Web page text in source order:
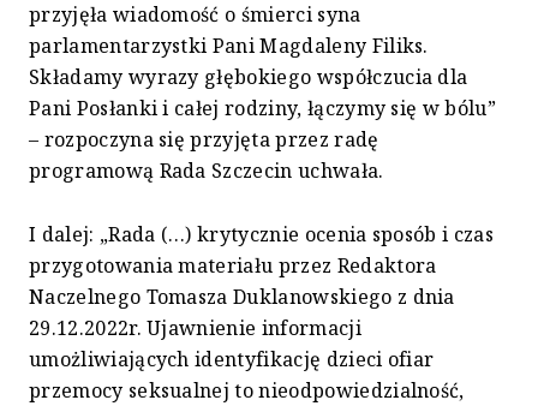
przyjęła wiadomość o śmierci syna
parlamentarzystki Pani Magdaleny Filiks.
Składamy wyrazy głębokiego współczucia dla
Pani Posłanki i całej rodziny, łączymy się w bólu”
– rozpoczyna się przyjęta przez radę
programową Rada Szczecin uchwała.
I dalej: „Rada (…) krytycznie ocenia sposób i czas
przygotowania materiału przez Redaktora
Naczelnego Tomasza Duklanowskiego z dnia
29.12.2022r. Ujawnienie informacji
umożliwiających identyfikację dzieci ofiar
przemocy seksualnej to nieodpowiedzialność,